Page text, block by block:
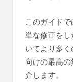
このガイド
単な修正を
いてより多
向けの最高
介します。